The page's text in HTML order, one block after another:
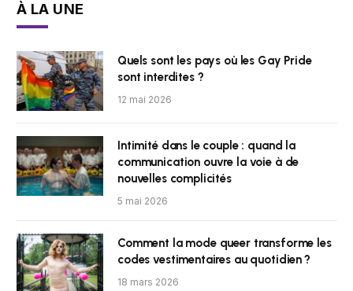
À LA UNE
Quels sont les pays où les Gay Pride
sont interdites ?
12 mai 2026
Intimité dans le couple : quand la
communication ouvre la voie à de
nouvelles complicités
5 mai 2026
Comment la mode queer transforme les
codes vestimentaires au quotidien ?
18 mars 2026